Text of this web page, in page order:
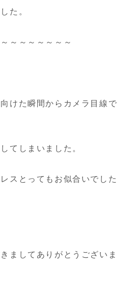
た。
～～～～～～～
けた瞬間からカメラ目線で
てしまいました。
スとってもお似合いでした
ましてありがとうございま